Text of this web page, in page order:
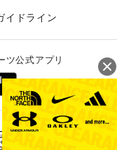
イドライン
ツ公式アプリ